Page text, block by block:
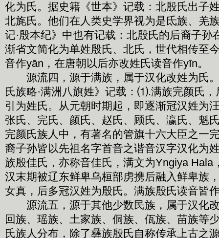
化为氏。据史籍《世本》记载：北殷氏出子
北旄氏。他们在人类史学界视为是氐族、羌
记·殷本纪》中也有记载：北殷氏的后裔子孙
渐省文简化为单姓殷氏、北氏，世代相传至
音作yān，在唐朝以后亦改姓氏读音作yīn。
源流四，源于满族，属于汉化改姓为氏。
氏族略·满洲八旗姓》记载：⑴.满族完颜氏
引为姓氏。从元朝时期起，即逐渐冠汉姓为
张氏、完氏、颜氏、赵氏、顾氏、瀛氏、魁
完颜氏族人中，有著名的管旗十六大臣之一
裔子孙皆以先祖名字首音之谐音汉字汉化为
族殷佳氏，亦称音佳氏，满文为Yngiya Hala
汉末期被辽东鲜卑乌桓部虏携后融入鲜卑族
女真，后多冠汉姓为殷氏。满族殷氏读音皆
源流五，源于其他少数民族，属于汉化
回族、瑶族、土家族、侗族、佤族、苗族等
氏族人分布，除了彝族殷氏自称传承上古之